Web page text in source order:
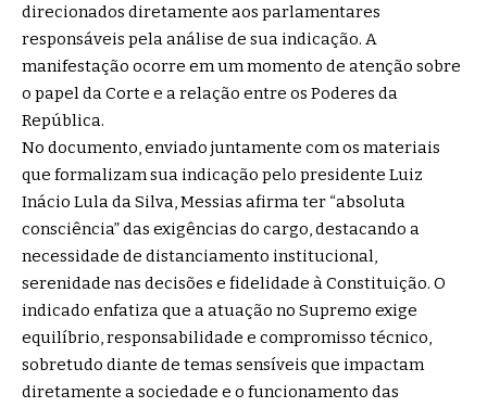
direcionados diretamente aos parlamentares
responsáveis pela análise de sua indicação. A
manifestação ocorre em um momento de atenção sobre
o papel da Corte e a relação entre os Poderes da
República.
No documento, enviado juntamente com os materiais
que formalizam sua indicação pelo presidente Luiz
Inácio Lula da Silva, Messias afirma ter “absoluta
consciência” das exigências do cargo, destacando a
necessidade de distanciamento institucional,
serenidade nas decisões e fidelidade à Constituição. O
indicado enfatiza que a atuação no Supremo exige
equilíbrio, responsabilidade e compromisso técnico,
sobretudo diante de temas sensíveis que impactam
diretamente a sociedade e o funcionamento das